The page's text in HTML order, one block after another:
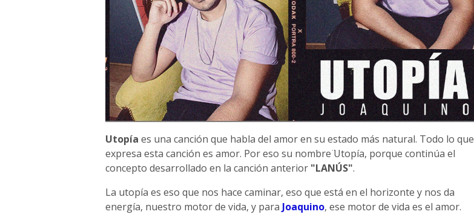
Utopía es una canción que habla del amor en su estado más natural. Todo lo que
expresa esta canción es amor. Por eso su nombre ̈Utopía, porque continúa el
concepto desarrollado en la canción anterior "LANÚS".
La utopía es eso que nos hace caminar, eso que está en el horizonte y nos da
energía, nuestro motor de vida, y para Joaquino, ese motor de vida es el amor.